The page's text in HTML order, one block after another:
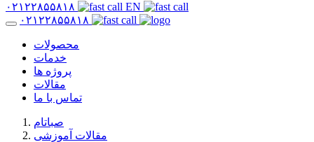
۰۲۱۲۲۸۵۵۸۱۸
EN
۰۲۱۲۲۸۵۵۸۱۸
محصولات
خدمات
پروژه ها
مقالات
تماس با ما
صباتام
مقالات آموزشی